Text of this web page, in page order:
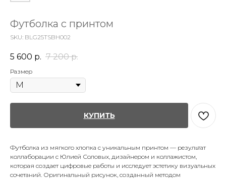
Футболка с принтом
SKU: BLG25TSBH002
5 600 р. 7 200 р.
Размер
КУПИТЬ
Футболка из мягкого хлопка с уникальным принтом — результат
коллаборации с Юлией Соловых, дизайнером и коллажистом,
которая создает цифровые работы и исследует эстетику визуальных
сочетаний. Оригинальный рисунок, созданный методом